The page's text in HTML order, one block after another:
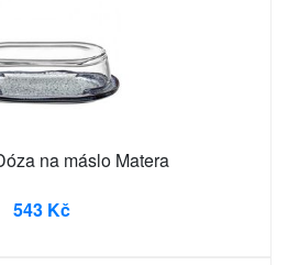
na máslo Matera
543 Kč